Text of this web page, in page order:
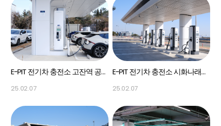
E-PIT 전기차 충전소 고잔역 공영주차장 Panel PC
25.02.07
E-PIT 전기차 충전소 시화나래휴게소 Panel PC
25.02.07